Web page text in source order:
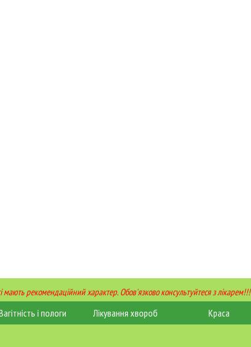
мають рекомендаційний характер. Обов'язково консультуйтеся з лікарем!!!
і пологи Лікування хвороб Краса